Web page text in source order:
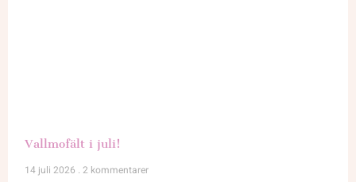
Vallmofält i juli!
14 juli 2026 2 kommentarer